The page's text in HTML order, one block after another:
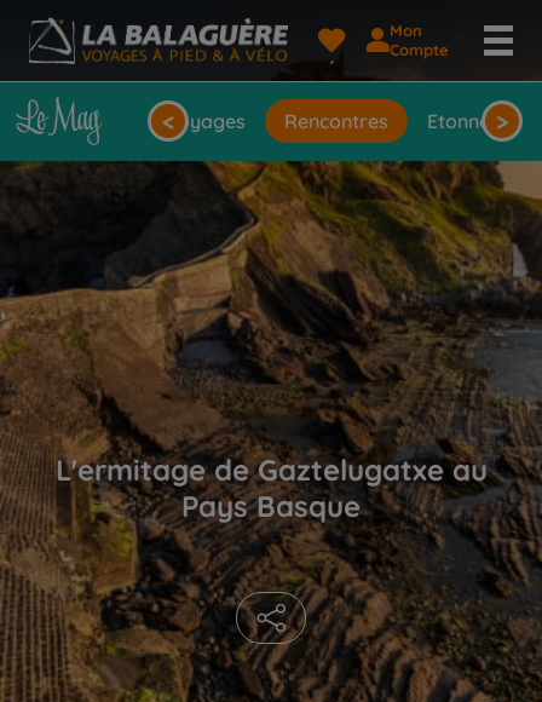
Mon
Compte
Idées de voyages Rencontres Etonnantes
< >
L'ermitage de Gaztelugatxe au
Pays Basque